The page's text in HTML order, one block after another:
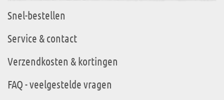
Snel-bestellen
Service & contact
Verzendkosten & kortingen
FAQ - veelgestelde vragen